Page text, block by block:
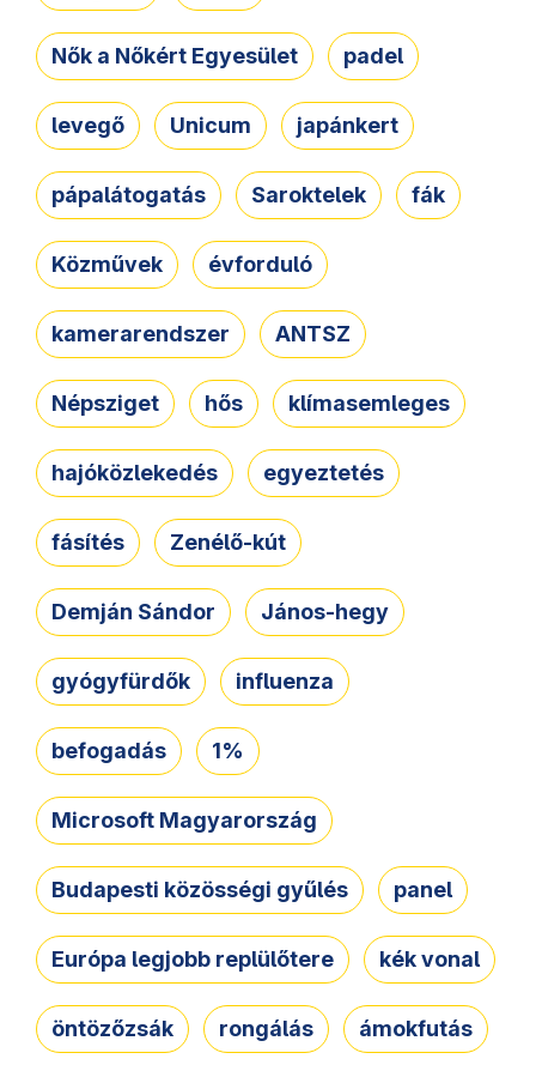
Nők a Nőkért Egyesület padel
levegő Unicum japánkert
pápalátogatás Saroktelek fák
Közművek évforduló
kamerarendszer ANTSZ
Népsziget hős klímasemleges
hajóközlekedés egyeztetés
fásítés Zenélő-kút
Demján Sándor János-hegy
gyógyfürdők influenza
befogadás 1%
Microsoft Magyarország
Budapesti közösségi gyűlés panel
Európa legjobb replülőtere kék vonal
öntözőzsák rongálás ámokfutás